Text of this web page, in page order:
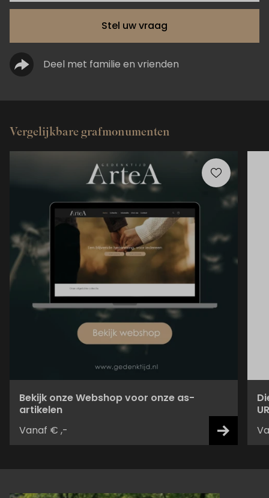
Stel uw vraag
Deel met familie en vrienden
Vergelijkbare grafmonumenten
Bekijk onze Webshop voor onze as-
artikelen
Vanaf € ,-